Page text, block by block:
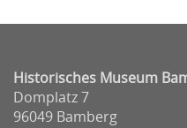
Historisches Museum
Domplatz 7
96049 Bamberg